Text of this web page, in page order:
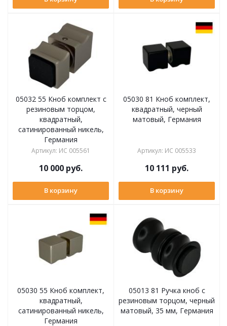
05032 55 Кноб комплект с
резиновым торцом,
квадратный,
сатинированный никель,
Германия
Артикул: ИС 005561
10 000 руб.
В корзину
05030 81 Кноб комплект,
квадратный, черный
матовый, Германия
Артикул: ИС 005533
10 111 руб.
В корзину
05030 55 Кноб комплект,
квадратный,
сатинированный никель,
Германия
05013 81 Ручка кноб с
резиновым торцом, черный
матовый, 35 мм, Германия